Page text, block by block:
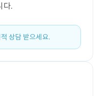
다.
상담 받으세요.